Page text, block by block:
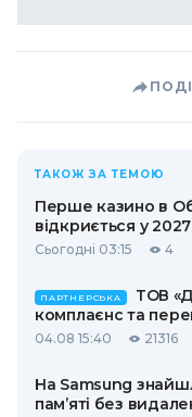
ТАКОЖ ЗА ТЕМОЮ
Перше казино в
відкриється у
Сьогодні 03:15 4
ПАРТНЕРСЬКА
ТОВ
комплаєнс та
04.08 15:40 21316
На Samsung
пам’яті без